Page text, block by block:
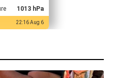
1013 hPa
22:16 Aug 6